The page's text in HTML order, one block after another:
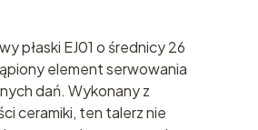
płaski EJ01 o średnicy 26
element serwowania
dań. Wykonany z
ceramiki, ten talerz nie